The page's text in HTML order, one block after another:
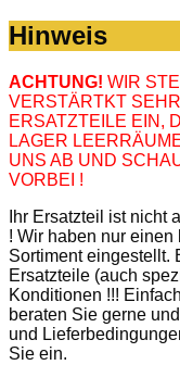
Hinweis
ACHTUNG! WIR
VERSTÄRTKT
ERSATZTEILE EIN,
LAGER
UNS AB UND
VORBEI !
Ihr Ersatzteil ist nicht
! Wir haben nur
Sortiment eingestellt.
Ersatzteile (auch
Konditionen !!!
beraten Sie gerne
und
Sie ein.